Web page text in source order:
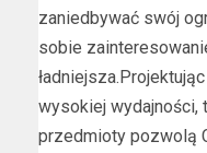
zaniedbywać swój
sobie
wysokiej wydajności,
przedmioty pozwolą